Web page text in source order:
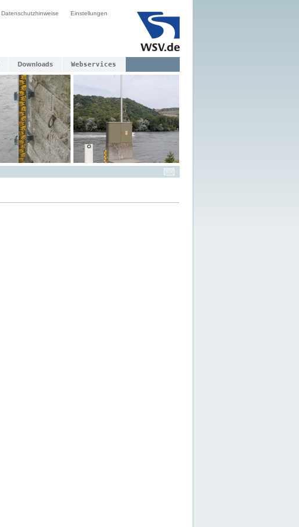
Datenschutzhinweise Einstellungen
Downloads Webservices